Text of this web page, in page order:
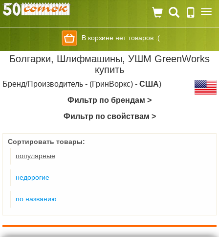
В корзине нет товаров :(
Болгарки, Шлифмашины, УШМ GreenWorks
купить
Бренд/Производитель - (ГринВоркс) - США)
Фильтр по брендам >
Фильтр по свойствам >
Сортировать товары:
популярные
недорогие
по названию